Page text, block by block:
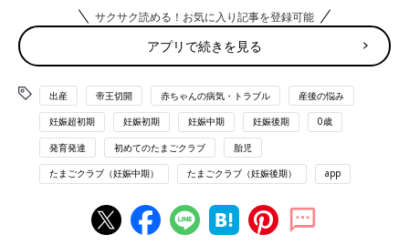
妊娠7カ月ごろの西村さん。このすぐあとに入院することになった
2007年、24歳で結婚した西村麻依子さんは、2009年、第1子と
なる男の子を出産しました。そして、この妊娠中にあることが判
明したのです。
で『風疹の抗体価が低い』と言われたんです。ただ、
妊娠中は風疹の予防接種を打てないので『出産したら、予防接種
サクサク読める！お気に入り記事を登録可能
アプリで続きを見る
出産 帝王切開 赤ちゃんの病気・トラブル 産後の悩み
妊娠超初期 妊娠初期 妊娠中期 妊娠後期 0歳
発育発達 初めてのたまごクラブ 胎児
たまごクラブ（妊娠中期） たまごクラブ（妊娠後期） app